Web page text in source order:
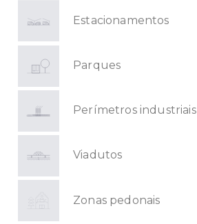
Estacionamentos
Parques
Perímetros industriais
Viadutos
Zonas pedonais